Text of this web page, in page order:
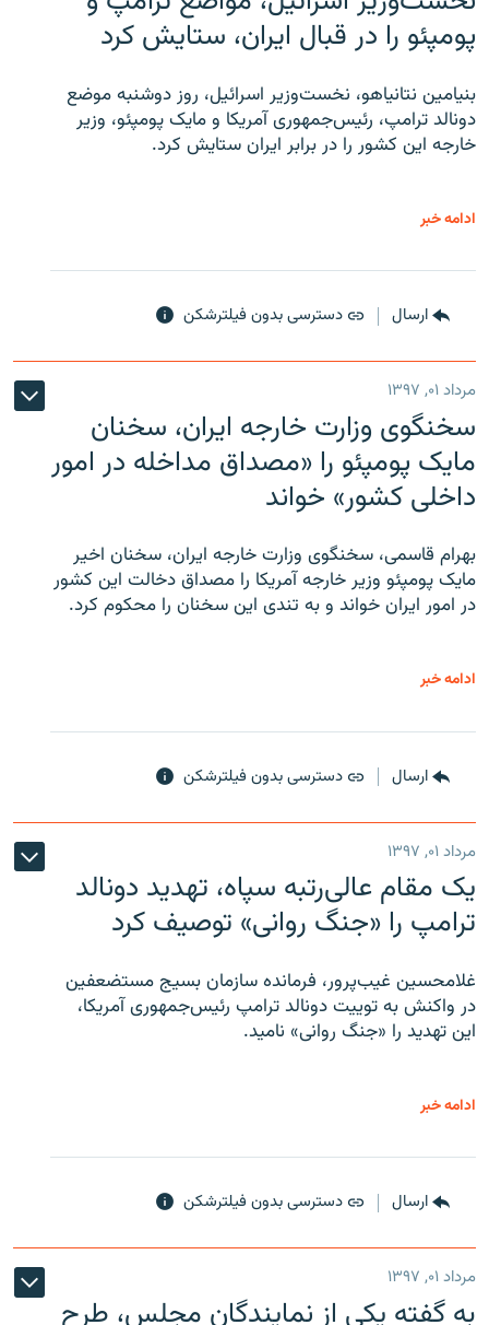
پومپئو را در قبال ایران، ستایش کرد
بنیامین نتانیاهو، نخست‌وزیر اسرائیل، روز دوشنبه موضع
دونالد ترامپ، رئیس‌جمهوری آمریکا و مایک پومپئو، وزیر
خارجه این کشور را در برابر ایران ستایش کرد.
ادامه خبر
ارسال دسترسی بدون فیلترشکن
مرداد ۰۱, ۱۳۹۷
سخنگوی وزارت خارجه ایران، سخنان
مایک پومپئو را «مصداق مداخله در امور
داخلی کشور» خواند
بهرام قاسمی، سخنگوی وزارت خارجه ایران، سخنان اخیر
مایک پومپئو وزیر خارجه آمریکا را مصداق دخالت این کشور
در امور ایران خواند و به تندی این سخنان را محکوم کرد.
ادامه خبر
ارسال دسترسی بدون فیلترشکن
مرداد ۰۱, ۱۳۹۷
یک مقام عالی‌رتبه سپاه، تهدید دونالد
ترامپ را «جنگ روانی» توصیف کرد
غلامحسین غیب‌پرور، فرمانده سازمان بسیج مستضعفین
در واکنش به توییت دونالد ترامپ رئیس‌جمهوری آمریکا،
این تهدید را «جنگ روانی» نامید.
ادامه خبر
ارسال دسترسی بدون فیلترشکن
مرداد ۰۱, ۱۳۹۷
به گفته یکی از نمایندگان مجلس، طرح